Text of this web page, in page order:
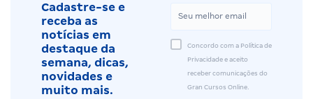
Cadastre-se e
receba as
notícias em
destaque da
semana, dicas,
novidades e
muito mais.
Concordo com a Política de
Privacidade e aceito
receber comunicações do
Gran Cursos Online.